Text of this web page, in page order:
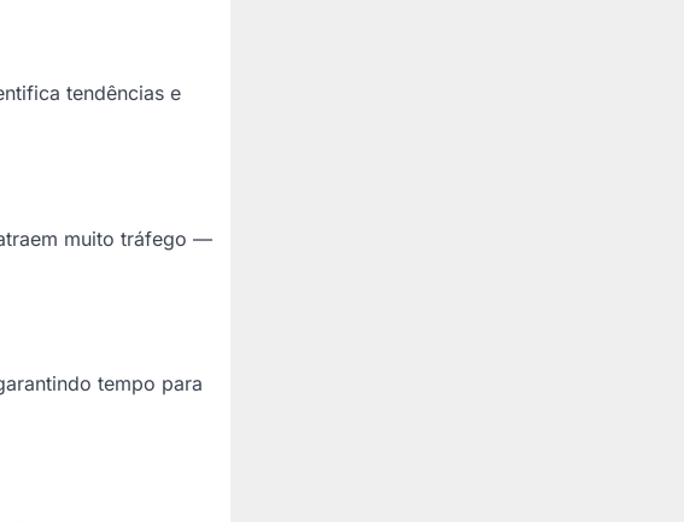
tendências e
muito tráfego —
tempo para